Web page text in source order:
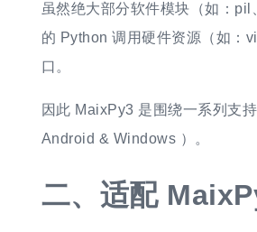
虽然绝大部分软件模块（如：
的 Python 调用硬件资源（如：
口。
因此 MaixPy3 是围绕一系列支
Android & Windows ）。
二、 适配